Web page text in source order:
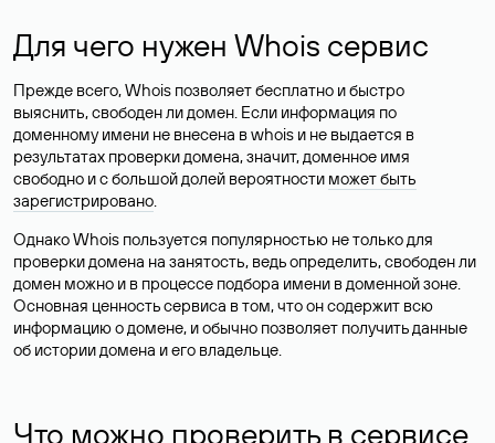
Для чего нужен Whois сервис
Прежде всего, Whois позволяет бесплатно и быстро
выяснить, свободен ли домен. Если информация по
доменному имени не внесена в whois и не выдается в
результатах проверки домена, значит, доменное имя
свободно и с большой долей вероятности может быть
зарегистрировано.
Однако Whois пользуется популярностью не только для
проверки домена на занятость, ведь определить, свободен ли
домен можно и в процессе подбора имени в доменной зоне.
Основная ценность сервиса в том, что он содержит всю
информацию о домене, и обычно позволяет получить данные
об истории домена и его владельце.
Что можно проверить в сервисе